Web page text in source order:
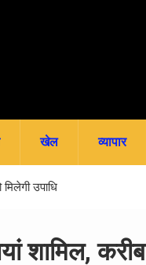
खेल व्यापार
उपाधि
शामिल, करीब